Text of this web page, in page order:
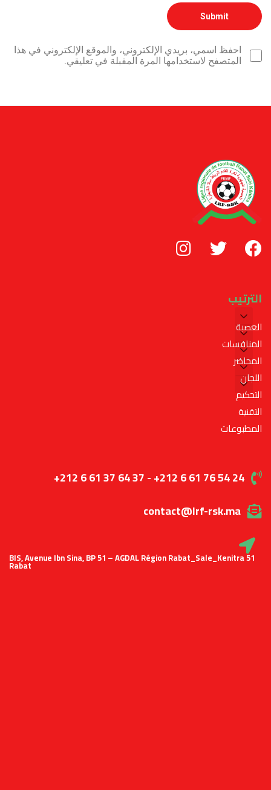
احفظ اسمي، بريدي الإلكتروني، والموقع الإلكتروني في هذا
المتصفح لاستخدامها المرة المقبلة في تعليقي.
الترتيب
العصبة
المنافسات
المحاضر
اللجان
التحكيم
التقنية
المطبوعات
+212 6 61 37 64 37 - +212 6 61 76 54 24
contact@lrf-rsk.ma
51 BIS, Avenue Ibn Sina, BP 51 – AGDAL Région Rabat_Sale_Kenitra
Rabat